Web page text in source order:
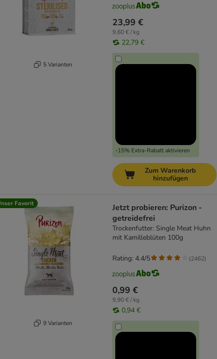
5 Varianten
23,99 €
9,60 € / kg
22,79 €
-15% Extra-Rabatt aktivieren
Zum Warenkorb
hinzufügen
Favorit
9 Varianten
Jetzt probieren: Purizon -
getreidefrei
Trockenfutter: Single Meat Huhn
mit Kamilleblüten 100g
0,99 €
9,90 € / kg
0,94 €
Rating: 4.4/5 (2462)